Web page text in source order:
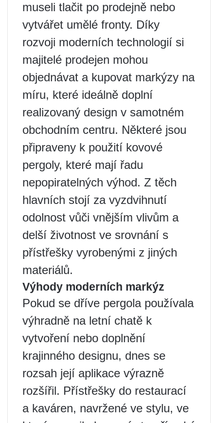
museli tlačit po prodejně nebo
vytvářet umělé fronty. Díky
rozvoji moderních technologií si
majitelé prodejen mohou
objednávat a kupovat markýzy na
míru, které ideálně doplní
realizovaný design v samotném
obchodním centru. Některé jsou
připraveny k použití kovové
pergoly, které mají řadu
nepopiratelných výhod. Z těch
hlavních stojí za vyzdvihnutí
odolnost vůči vnějším vlivům a
delší životnost ve srovnání s
přístřešky vyrobenými z jiných
materiálů.
Výhody moderních markýz
Pokud se dříve pergola používala
výhradně na letní chatě k
vytvoření nebo doplnění
krajinného designu, dnes se
rozsah její aplikace výrazně
rozšířil. Přístřešky do restaurací
a kaváren, navržené ve stylu, ve